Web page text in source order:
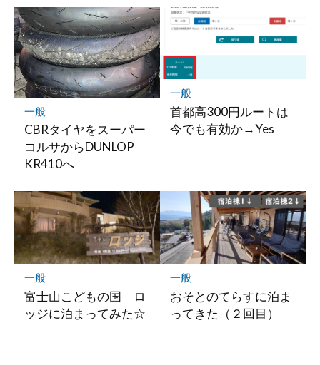
一般
CBRタイヤをスーパー
コルサからDUNLOP
KR410へ
一般
首都高300円ルートは
今でも有効か→Yes
一般
富士山こどもの国 ロ
ッジに泊まってみた☆
一般
おそとのてらすに泊ま
ってきた（２回目）